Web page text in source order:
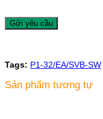
Tags: P1-32/EA/SVB-SW
Sản phẩm tương tự